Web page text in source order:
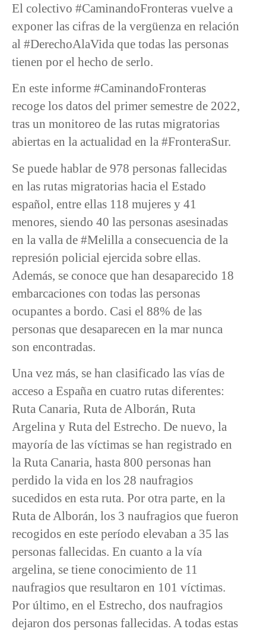
El colectivo #CaminandoFronteras vuelve a
exponer las cifras de la vergüenza en relación
al #DerechoAlaVida que todas las personas
tienen por el hecho de serlo.
En este informe #CaminandoFronteras
recoge los datos del primer semestre de 2022,
tras un monitoreo de las rutas migratorias
abiertas en la actualidad en la #FronteraSur.
Se puede hablar de 978 personas fallecidas
en las rutas migratorias hacia el Estado
español, entre ellas 118 mujeres y 41
menores, siendo 40 las personas asesinadas
en la valla de #Melilla a consecuencia de la
represión policial ejercida sobre ellas.
Además, se conoce que han desaparecido 18
embarcaciones con todas las personas
ocupantes a bordo. Casi el 88% de las
personas que desaparecen en la mar nunca
son encontradas.
Una vez más, se han clasificado las vías de
acceso a España en cuatro rutas diferentes:
Ruta Canaria, Ruta de Alborán, Ruta
Argelina y Ruta del Estrecho. De nuevo, la
mayoría de las víctimas se han registrado en
la Ruta Canaria, hasta 800 personas han
perdido la vida en los 28 naufragios
sucedidos en esta ruta. Por otra parte, en la
Ruta de Alborán, los 3 naufragios que fueron
recogidos en este período elevaban a 35 las
personas fallecidas. En cuanto a la vía
argelina, se tiene conocimiento de 11
naufragios que resultaron en 101 víctimas.
Por último, en el Estrecho, dos naufragios
dejaron dos personas fallecidas. A todas estas